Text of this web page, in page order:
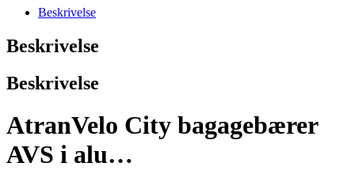
Beskrivelse
Beskrivelse
Beskrivelse
AtranVelo City bagagebærer
AVS i alu…